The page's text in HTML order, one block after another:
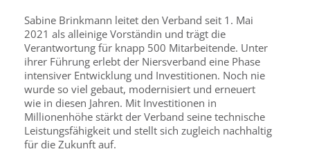
Sabine Brinkmann leitet den Verband seit 1. Mai
2021 als alleinige Vorständin und trägt die
Verantwortung für knapp 500 Mitarbeitende. Unter
ihrer Führung erlebt der Niersverband eine Phase
intensiver Entwicklung und Investitionen. Noch nie
wurde so viel gebaut, modernisiert und erneuert
wie in diesen Jahren. Mit Investitionen in
Millionenhöhe stärkt der Verband seine technische
Leistungsfähigkeit und stellt sich zugleich nachhaltig
für die Zukunft auf.